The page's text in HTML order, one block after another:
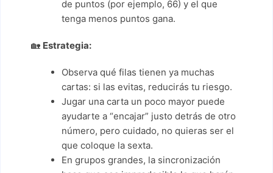
de puntos (por ejemplo, 66) y el que
tenga menos puntos gana.
🏡 Estrategia:
Observa qué filas tienen ya muchas
cartas: si las evitas, reducirás tu riesgo.
Jugar una carta un poco mayor puede
ayudarte a “encajar” justo detrás de otro
número, pero cuidado, no quieras ser el
que coloque la sexta.
En grupos grandes, la sincronización